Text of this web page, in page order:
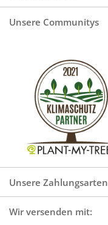
Unsere Communitys
Unsere Zahlungsarten
Wir versenden mit: